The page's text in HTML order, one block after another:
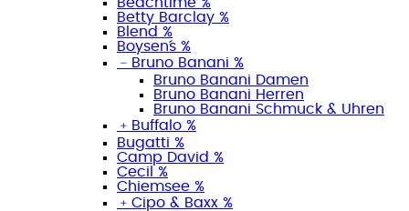
Betty Barclay %
Blend %
Boysen´s %
﹣ Bruno Banani %
Bruno Banani Damen
Bruno Banani Herren
Bruno Banani Schmuck & Uhren
﹢ Buffalo %
Bugatti %
Camp David %
Cecil %
Chiemsee %
﹢ Cipo & Baxx %